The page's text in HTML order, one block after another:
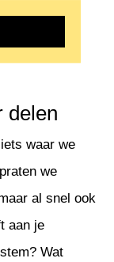
delen
waar we
we
al snel ook
aan je
Wat